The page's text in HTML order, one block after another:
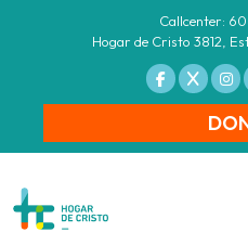
Callcenter:
Hogar de Cristo 3812,